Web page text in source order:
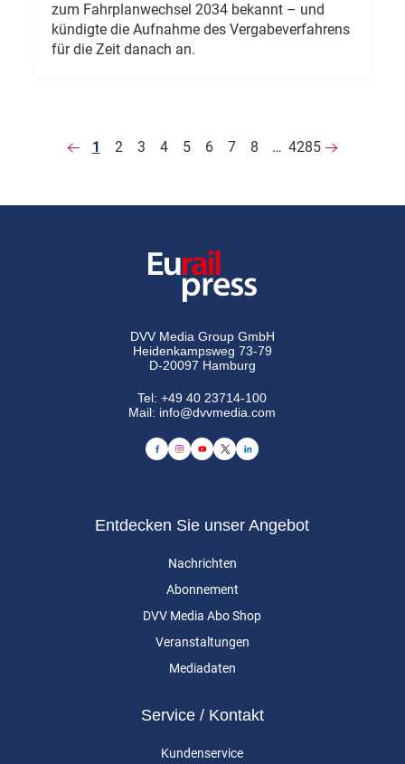
zum Fahrplanwechsel 2034 bekannt – und
kündigte die Aufnahme des Vergabeverfahrens
für die Zeit danach an.
1 2 3 4 5 6 7 8 … 4285
DVV Media Group GmbH
Heidenkampsweg 73-79
D-20097 Hamburg
Tel:+49 40 23714-100
Mail: info@dvvmedia.com
Entdecken Sie unser Angebot
Nachrichten
Abonnement
DVV Media Abo Shop
Veranstaltungen
Mediadaten
Service / Kontakt
Kundenservice